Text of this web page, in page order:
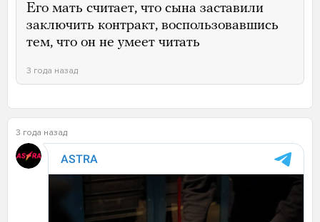
Его мать считает, что сына заставили
заключить контракт, воспользовавшись
тем, что он не умеет читать
3 года назад
3 года назад